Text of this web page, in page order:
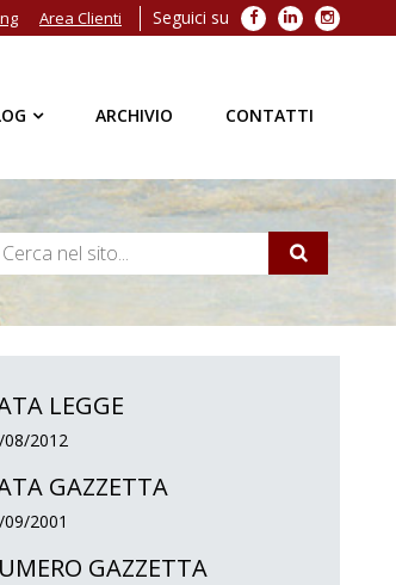
Seguici su Facebook
LinkedIn
Area Clienti
ARCHIVIO CONTATTI
LEGGE
08/2012
GAZZETTA
2001
GAZZETTA